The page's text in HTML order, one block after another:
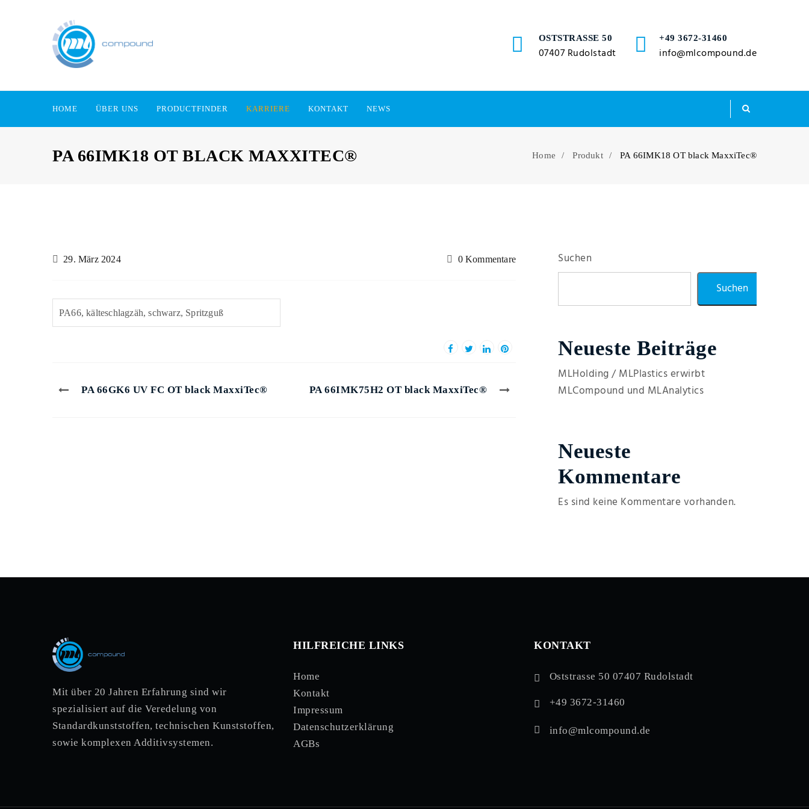
OSTSTRASSE 50
07407 Rudolstadt
+49 3672-31460
info@mlcompound.de
HOME ÜBER UNS PRODUCTFINDER KARRIERE KONTAKT NEWS
PA 66IMK18 OT BLACK MAXXITEC® Home Produkt PA 66IMK18 OT black MaxxiTec®
29. März 2024 0 Kommentare
PA66, kälteschlagzäh, schwarz, Spritzguß
PA 66GK6 UV FC OT black MaxxiTec® PA 66IMK75H2 OT black MaxxiTec®
Suchen
Suchen
Neueste Beiträge
MLHolding / MLPlastics erwirbt
MLCompound und MLAnalytics
Neueste
Kommentare
Es sind keine Kommentare vorhanden.
Mit über 20 Jahren Erfahrung sind wir
spezialisiert auf die Veredelung von
Standardkunststoffen, technischen Kunststoffen,
sowie komplexen Additivsystemen.
HILFREICHE LINKS
Home
Kontakt
Impressum
Datenschutzerklärung
AGBs
KONTAKT
Oststrasse 50 07407 Rudolstadt
+49 3672-31460
info@mlcompound.de